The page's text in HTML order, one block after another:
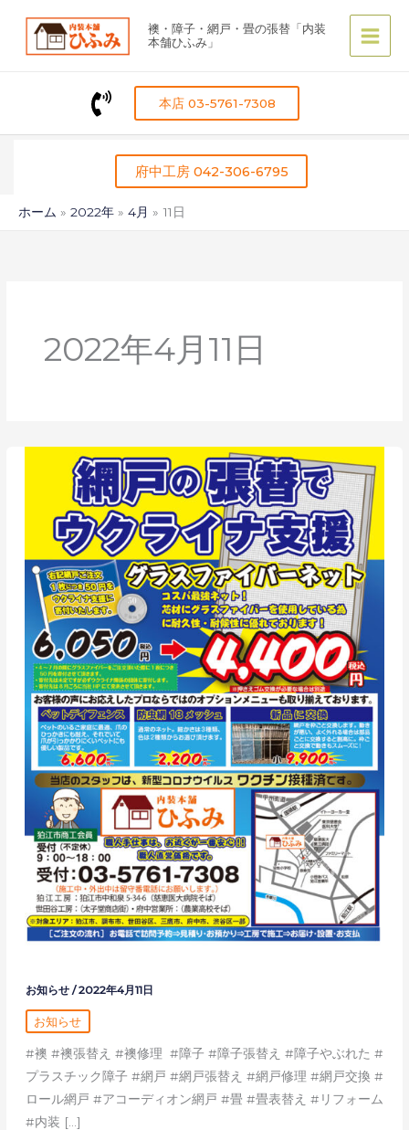
襖・障子・網戸・畳の張替「内装
本舗ひふみ」
本店 03-5761-7308
府中工房 042-306-6795
ホーム 2022年 4月 11日
2022年4月11日
お知らせ/2022年4月11日
お知らせ
#襖 #襖張替え #襖修理 #障子 #障子張替え #障子やぶれた #
プラスチック障子 #網戸 #網戸張替え #網戸修理 #網戸交換 #
ロール網戸 #アコーディオン網戸 #畳 #畳表替え #リフォーム
#内装 […]